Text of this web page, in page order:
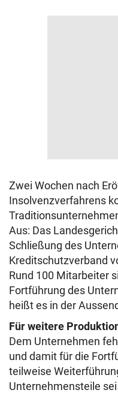
Zwei Wochen nach
Insolvenzverfahrens
Aus: Das
Schließung des
Kreditschutzverband
Rund 100 Mitarbeiter
Fortführung des
heißt es in der
Für weitere
Dem Unternehmen
und damit für die
teilweise
Unternehmensteile